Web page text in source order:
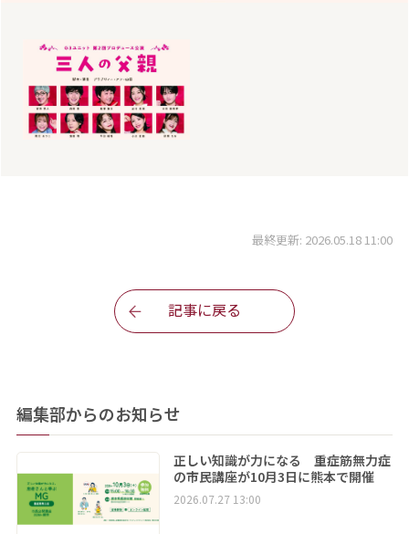
最終更新: 2026.05.18 11:00
記事に戻る
編集部からのお知らせ
正しい知識が力になる 重症筋無力症
の市民講座が10月3日に熊本で開催
2026.07.27 13:00